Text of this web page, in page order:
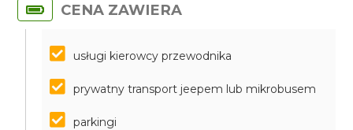
CENA ZAWIERA
usługi kierowcy przewodnika
prywatny transport jeepem lub mikrobusem
parkingi